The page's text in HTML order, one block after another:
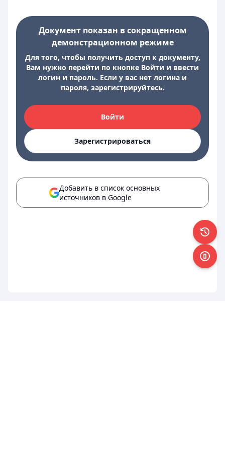
Документ показан в сокращенном
демонстрационном режиме
Для того, чтобы получить доступ к документу,
Вам нужно перейти по кнопке Войти и ввести
логин и пароль. Если у вас нет логина и
пароля, зарегистрируйтесь.
Войти
Зарегистрироваться
Добавить в список основных
источников в Google